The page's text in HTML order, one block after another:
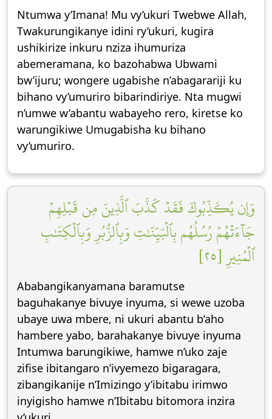
Ntumwa y’Imana! Mu vy’ukuri Twebwe Allah,
Twakurungikanye idini ry’ukuri, kugira
ushikirize inkuru nziza ihumuriza
abemeramana, ko bazohabwa Ubwami
bw’ijuru; wongere ugabishe n’abagarariji ku
bihano vy’umuriro bibarindiriye. Nta mugwi
n’umwe w’abantu wabayeho rero, kiretse ko
warungikiwe Umugabisha ku bihano
vy’umuriro.
وَإِن يُكَذِّبُوكَ فَقَدۡ كَذَّبَ ٱلَّذِينَ مِن قَبۡلِهِمۡ
جَآءَتۡهُمۡ رُسُلُهُم بِٱلۡبَيِّنَٰتِ وَبِٱلزُّبُرِ وَبِٱلۡكِتَٰبِ
ٱلۡمُنِيرِ [٢٥]
Ababangikanyamana baramutse
baguhakanye bivuye inyuma, si wewe uzoba
ubaye uwa mbere, ni ukuri abantu b’aho
hambere yabo, barahakanye bivuye inyuma
Intumwa barungikiwe, hamwe n’uko zaje
zifise ibitangaro n’ivyemezo bigaragara,
zibangikanije n’Imizingo y’ibitabu irimwo
inyigisho hamwe n’Ibitabu bitomora inzira